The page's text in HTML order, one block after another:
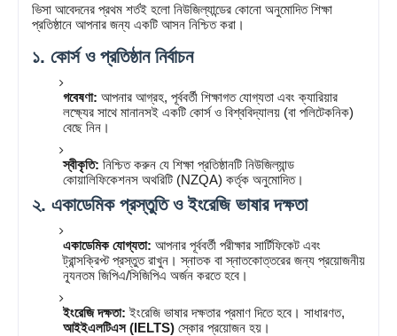
ভিসা আবেদনের প্রথম শর্তই হলো নিউজিল্যান্ডের কোনো অনুমোদিত শিক্ষা
প্রতিষ্ঠানে আপনার জন্য একটি আসন নিশ্চিত করা।
১. কোর্স ও প্রতিষ্ঠান নির্বাচন
গবেষণা: আপনার আগ্রহ, পূর্ববর্তী শিক্ষাগত যোগ্যতা এবং ক্যারিয়ার
লক্ষ্যের সাথে মানানসই একটি কোর্স ও বিশ্ববিদ্যালয় (বা পলিটেকনিক)
বেছে নিন।
স্বীকৃতি: নিশ্চিত করুন যে শিক্ষা প্রতিষ্ঠানটি নিউজিল্যান্ড
কোয়ালিফিকেশনস অথরিটি (NZQA) কর্তৃক অনুমোদিত।
২. একাডেমিক প্রস্তুতি ও ইংরেজি ভাষার দক্ষতা
একাডেমিক যোগ্যতা: আপনার পূর্ববর্তী পরীক্ষার সার্টিফিকেট এবং
ট্রান্সক্রিপ্ট প্রস্তুত রাখুন। স্নাতক বা স্নাতকোত্তরের জন্য প্রয়োজনীয়
ন্যূনতম জিপিএ/সিজিপিএ অর্জন করতে হবে।
ইংরেজি দক্ষতা: ইংরেজি ভাষার দক্ষতার প্রমাণ দিতে হবে। সাধারণত,
আইইএলটিএস (IELTS) স্কোর প্রয়োজন হয়।